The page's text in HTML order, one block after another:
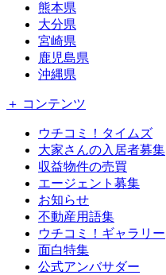
熊本県
大分県
宮崎県
鹿児島県
沖縄県
＋ コンテンツ
ウチコミ！タイムズ
大家さんの入居者募集
収益物件の売買
エージェント募集
お知らせ
不動産用語集
ウチコミ！ギャラリー
面白特集
公式アンバサダー